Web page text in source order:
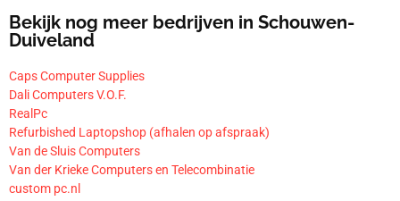
Bekijk nog meer bedrijven in Schouwen-
Duiveland
Caps Computer Supplies
Dali Computers V.O.F.
RealPc
Refurbished Laptopshop (afhalen op afspraak)
Van de Sluis Computers
Van der Krieke Computers en Telecombinatie
custom pc.nl